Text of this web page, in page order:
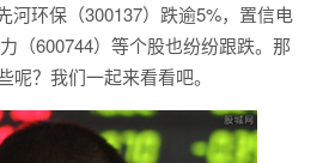
河环保（300137）跌逾5%，置信电
（600744）等个股也纷纷跟跌。那
呢？我们一起来看看吧。